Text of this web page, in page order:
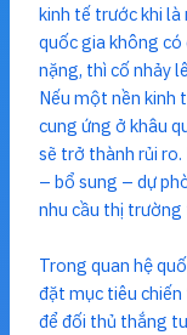
kinh tế trước khi
quốc gia không
nặng, thì cố nhảy
Nếu một nền kinh
cung ứng ở khâu
sẽ trở thành rủi
– bổ sung – dự
nhu cầu thị trường
Trong quan hệ
đặt mục tiêu
để đối thủ thắng